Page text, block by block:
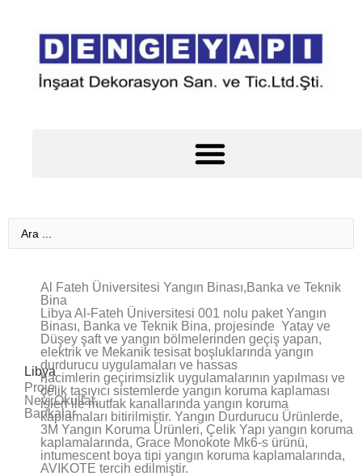
Libya
Proje
Nevi:Okullar,
Bankalar
Al Fateh Üniversitesi Yangın Binası,Banka ve Teknik
Bina
Libya Al-Fateh Üniversitesi 001 nolu paket Yangın
Binası, Banka ve Teknik Bina, projesinde Yatay ve
Düşey şaft ve yangın bölmelerinden geçiş yapan,
elektrik ve Mekanik tesisat boşluklarında yangın
durdurucu uygulamaları ve hassas
hacimlerin geçirimsizlik uygulamalarının yapılması ve
çelik taşıyıcı sistemlerde yangın koruma kaplaması
işleri ile mutfak kanallarında yangın koruma
kaplamaları bitirilmiştir. Yangın Durdurucu Ürünlerde,
3M Yangın Koruma Ürünleri, Çelik Yapı yangın koruma
kaplamalarında, Grace Monokote Mk6-s ürünü,
intumescent boya tipi yangın koruma kaplamalarında,
AVIKOTE tercih edilmiştir.